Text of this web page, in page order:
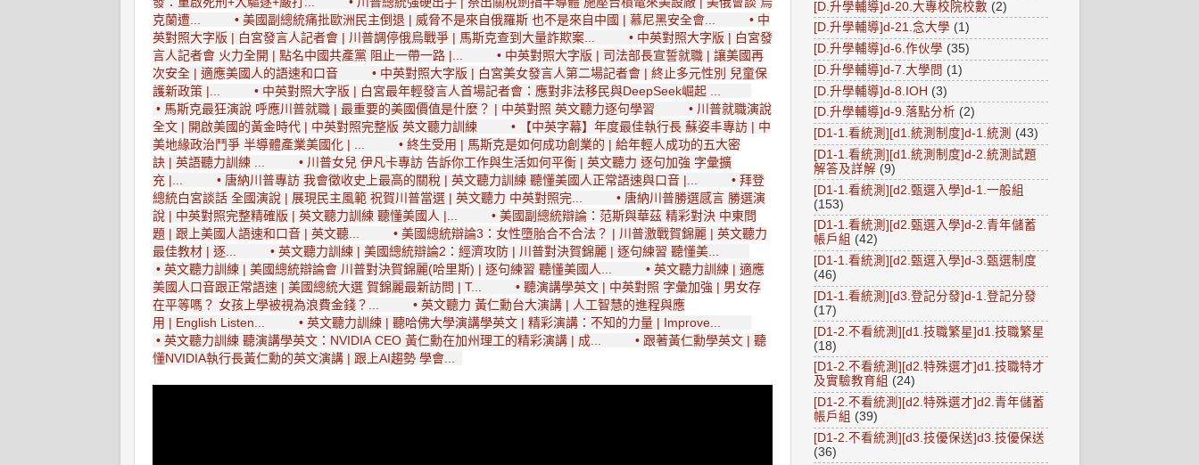
克蘭遭...
• 美國副總統痛批歐洲民主倒退 | 威脅不是來自俄羅斯 也不是來自中國 | 慕尼黑安全會...
• 中
英對照大字版 | 白宮發言人記者會 | 川普調停俄烏戰爭 | 馬斯克查到大量詐欺案...
• 中英對照大字版 | 白宮發
言人記者會 火力全開 | 點名中國共產黨 阻止一帶一路 |...
• 中英對照大字版 | 司法部長宣誓就職 | 讓美國再
次安全 | 適應美國人的語速和口音
• 中英對照大字版 | 白宮美女發言人第二場記者會 | 終止多元性別 兒童保
護新政策 |...
• 中英對照大字版 | 白宮最年輕發言人首場記者會：應對非法移民與DeepSeek崛起 ...
• 馬斯克最狂演說 呼應川普就職 | 最重要的美國價值是什麼？ | 中英對照 英文聽力逐句學習
• 川普就職演說
全文 | 開啟美國的黃金時代 | 中英對照完整版 英文聽力訓練
• 【中英字幕】年度最佳執行長 蘇姿丰專訪 | 中
美地緣政治鬥爭 半導體產業美國化 | ...
• 終生受用 | 馬斯克是如何成功創業的 | 給年輕人成功的五大密
訣 | 英語聽力訓練 ...
• 川普女兒 伊凡卡專訪 告訴你工作與生活如何平衡 | 英文聽力 逐句加強 字彙擴
充 |...
• 唐納川普專訪 我會徵收史上最高的關稅 | 英文聽力訓練 聽懂美國人正常語速與口音 |...
• 拜登
總統白宮談話 全國演說 | 展現民主風範 祝賀川普當選 | 英文聽力 中英對照完...
• 唐納川普勝選感言 勝選演
說 | 中英對照完整精確版 | 英文聽力訓練 聽懂美國人 |...
• 美國副總統辯論：范斯與華茲 精彩對決 中東問
題 | 跟上美國人語速和口音 | 英文聽...
• 美國總統辯論3：女性墮胎合不合法？ | 川普激戰賀錦麗 | 英文聽力
最佳教材 | 逐...
• 英文聽力訓練 | 美國總統辯論2：經濟攻防 | 川普對決賀錦麗 | 逐句練習 聽懂美...
• 英文聽力訓練 | 美國總統辯論會 川普對決賀錦麗(哈里斯) | 逐句練習 聽懂美國人...
• 英文聽力訓練 | 適應
美國人口音跟正常語速 | 美國總統大選 賀錦麗最新訪問 | T...
• 聽演講學英文 | 中英對照 字彙加強 | 男女存
在平等嗎？ 女孩上學被視為浪費金錢？...
• 英文聽力 黃仁勳台大演講 | 人工智慧的進程與應
用 | English Listen...
• 英文聽力訓練 | 聽哈佛大學演講學英文 | 精彩演講：不知的力量 | Improve...
• 英文聽力訓練 聽演講學英文：NVIDIA CEO 黃仁勳在加州理工的精彩演講 | 成...
• 跟著黃仁勳學英文 | 聽
懂NVIDIA執行長黃仁勳的英文演講 | 跟上AI趨勢 學會...
[D.升學輔導]d-20.大專校院校數 (2)
[D.升學輔導]d-21.念大學 (1)
[D.升學輔導]d-6.作伙學 (35)
[D.升學輔導]d-7.大學問 (1)
[D.升學輔導]d-8.IOH (3)
[D.升學輔導]d-9.落點分析 (2)
[D1-1.看統測][d1.統測制度]d-1.統測 (43)
[D1-1.看統測][d1.統測制度]d-2.統測試題
解答及詳解 (9)
[D1-1.看統測][d2.甄選入學]d-1.一般組
(153)
[D1-1.看統測][d2.甄選入學]d-2.青年儲蓄
帳戶組 (42)
[D1-1.看統測][d2.甄選入學]d-3.甄選制度
(46)
[D1-1.看統測][d3.登記分發]d-1.登記分發
(17)
[D1-2.不看統測][d1.技職繁星]d1.技職繁星
(18)
[D1-2.不看統測][d2.特殊選才]d1.技職特才
及實驗教育組 (24)
[D1-2.不看統測][d2.特殊選才]d2.青年儲蓄
帳戶組 (39)
[D1-2.不看統測][d3.技優保送]d3.技優保送
(36)